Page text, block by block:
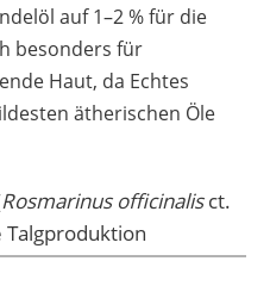
auf 1–2 % für die
besonders für
Haut, da Echtes
ätherischen Öle
Rosmarinus officinalisct.